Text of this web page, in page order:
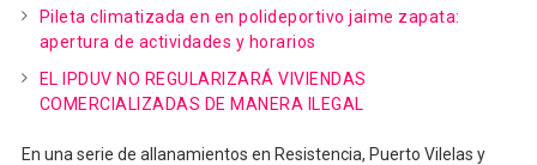
Pileta climatizada en en polideportivo jaime zapata:
apertura de actividades y horarios
EL IPDUV NO REGULARIZARÁ VIVIENDAS
COMERCIALIZADAS DE MANERA ILEGAL
En una serie de allanamientos en Resistencia, Puerto Vilelas y